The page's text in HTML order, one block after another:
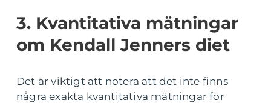
3. Kvantitativa mätningar
om Kendall Jenners diet
Det är viktigt att notera att det inte finns
några exakta kvantitativa mätningar för